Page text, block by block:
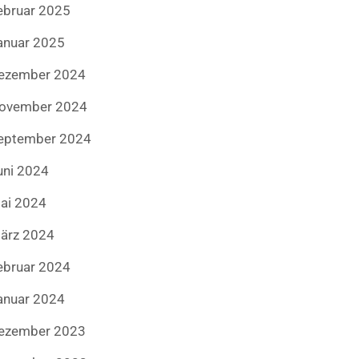
2025
2025
2024
2024
2024
2024
2024
2024
2024
2024
2023